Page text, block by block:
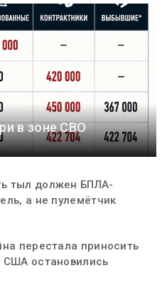
в зоне СВО
тыл должен БПЛА-
а не пулемётчик
перестала приносить
США остановились